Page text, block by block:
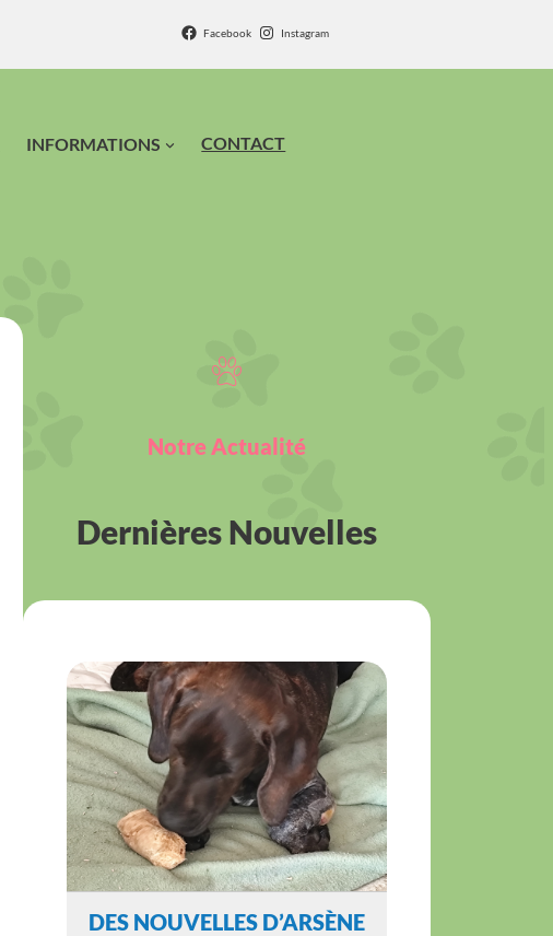
Facebook Instagram
INFORMATIONS CONTACT
Notre Actualité
Dernières Nouvelles
DES NOUVELLES D’ARSÈNE